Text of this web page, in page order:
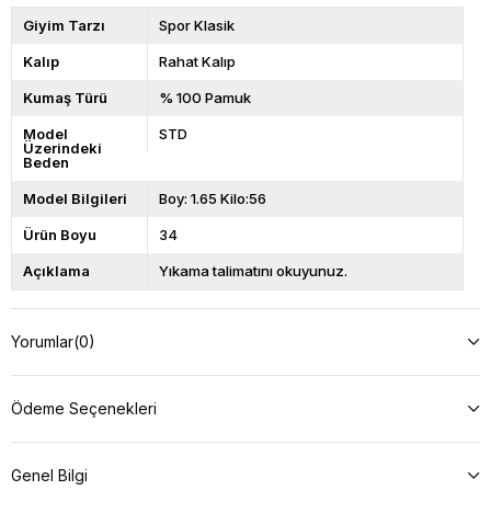
Giyim Tarzı Spor Klasik
Kalıp Rahat Kalıp
Kumaş Türü % 100 Pamuk
Model
Üzerindeki
Beden
STD
Model Bilgileri Boy: 1.65 Kilo:56
Ürün Boyu 34
Açıklama Yıkama talimatını okuyunuz.
Yorumlar(0)
Ödeme Seçenekleri
Genel Bilgi